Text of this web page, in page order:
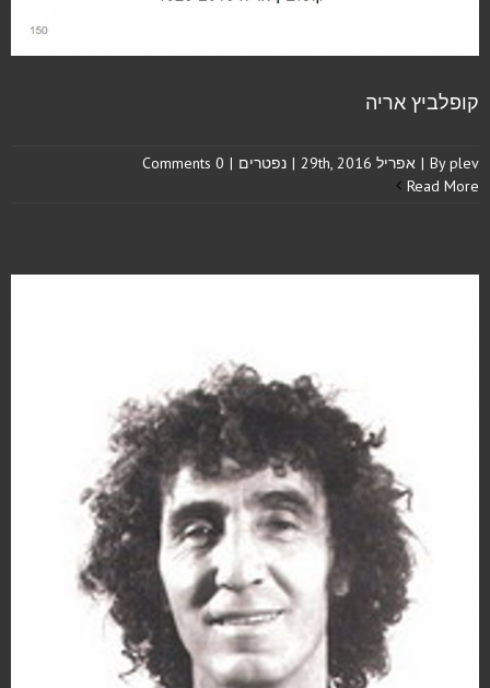
קופלביץ אריה
Byplev
| אפריל 29th, 2016 | נפטרים |
0 Comments
Read More